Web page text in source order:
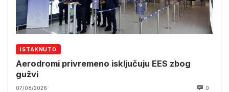
ISTAKNUTO
Aerodromi privremeno isključuju EES zbog
gužvi
07/08/2026 0